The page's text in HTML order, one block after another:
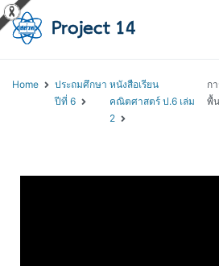
Home
ประถมศึกษา
ปีที่ 6
หนังสือเรียน
คณิตศาสตร์ ป.6 เล่ม
2
ก
พื้